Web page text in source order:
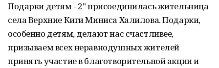
Подарки детям - 2" присоединилась жительница
села Верхние Киги Миниса Халилова. Подарки,
особенно детям, делают нас счастливее,
призываем всех неравнодушных жителей
принять участие в благотворительной акции и